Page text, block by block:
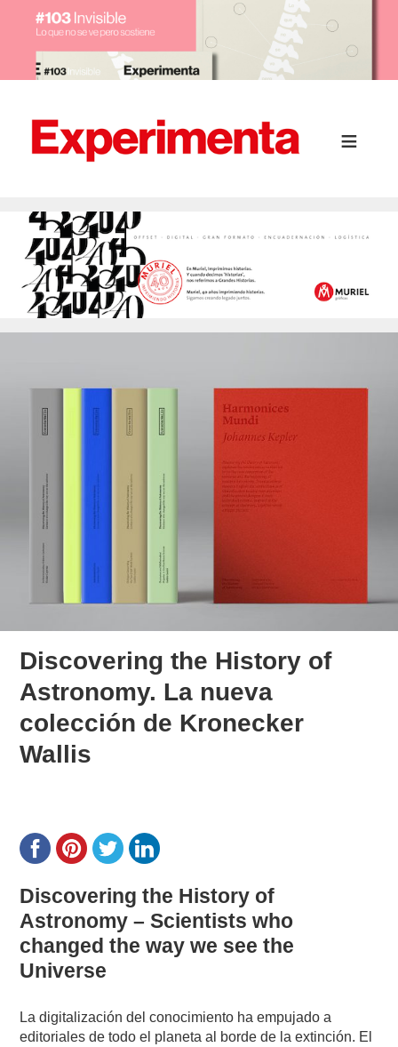
Discovering the History of
Astronomy. La nueva
colección de Kronecker
Wallis
Discovering the History of
Astronomy – Scientists who
changed the way we see the
Universe
La digitalización del conocimiento ha empujado a
editoriales de todo el planeta al borde de la extinción. El